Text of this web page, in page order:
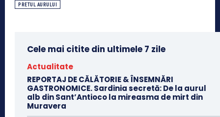
PRETUL AURULUI
Cele mai citite din ultimele 7 zile
Actualitate
REPORTAJ DE CĂLĂTORIE & ÎNSEMNĂRI
GASTRONOMICE. Sardinia secretă: De la aurul
alb din Sant’Antioco la mireasma de mirt din
Muravera